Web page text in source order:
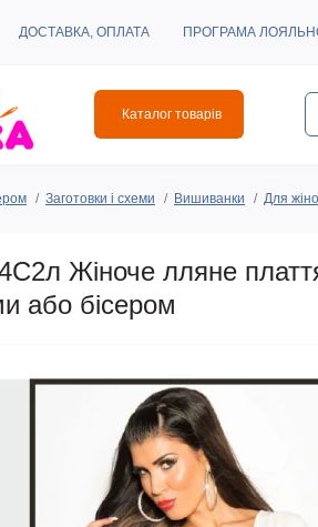
ДОСТАВКА, ОПЛАТА ПРОГРАМА
Каталог товарів
Заготовки і схеми Вишиванки Для
Жіноче лляне
або бісером